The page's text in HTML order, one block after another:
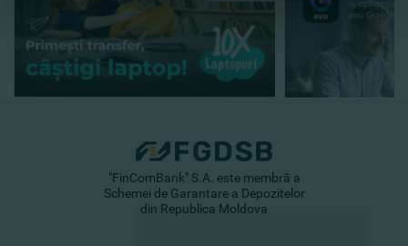
"FinComBank" S.A. este membră a
Schemei de Garantare a Depozitelor
din Republica Moldova